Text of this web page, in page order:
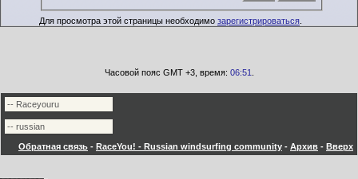
Для просмотра этой страницы необходимо зарегистрироваться
Часовой пояс GMT +3, время: 06:51
Обратная связь - RaceYou! - Russian windsurfing community - Архив - Вверх